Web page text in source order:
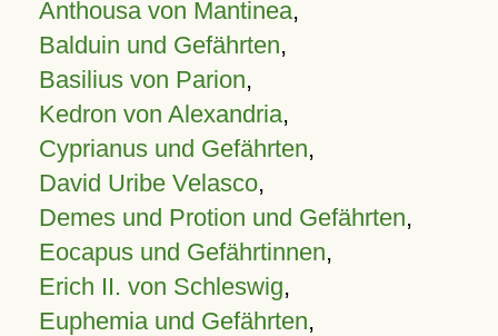
Anthousa von Mantinea,
Balduin und Gefährten,
Basilius von Parion,
Kedron von Alexandria,
Cyprianus und Gefährten,
David Uribe Velasco,
Demes und Protion und Gefährten,
Eocapus und Gefährtinnen,
Erich II. von Schleswig,
Euphemia und Gefährten,